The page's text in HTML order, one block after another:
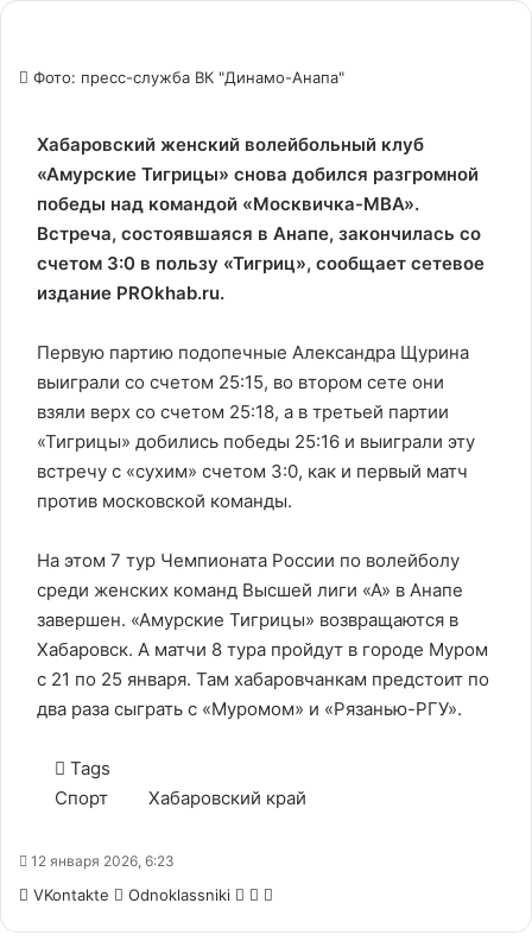
Фото: пресс-служба ВК "Динамо-Анапа"
Хабаровский женский волейбольный клуб
«Амурские Тигрицы» снова добился разгромной
победы над командой «Москвичка-МВА».
Встреча, состоявшаяся в Анапе, закончилась со
счетом 3:0 в пользу «Тигриц», сообщает сетевое
издание PROkhab.ru.
Первую партию подопечные Александра Щурина
выиграли со счетом 25:15, во втором сете они
взяли верх со счетом 25:18, а в третьей партии
«Тигрицы» добились победы 25:16 и выиграли эту
встречу с «сухим» счетом 3:0, как и первый матч
против московской команды.
На этом 7 тур Чемпионата России по волейболу
среди женских команд Высшей лиги «А» в Анапе
завершен. «Амурские Тигрицы» возвращаются в
Хабаровск. А матчи 8 тура пройдут в городе Муром
с 21 по 25 января. Там хабаровчанкам предстоит по
два раза сыграть с «Муромом» и «Рязанью-РГУ».
Tags
Спорт
Хабаровский край
12 января 2026, 6:23
VKontakte Odnoklassniki WhatsApp
Telegram